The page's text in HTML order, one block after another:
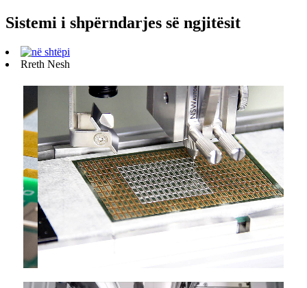
Sistemi i shpërndarjes së ngjitësit
Rreth Nesh